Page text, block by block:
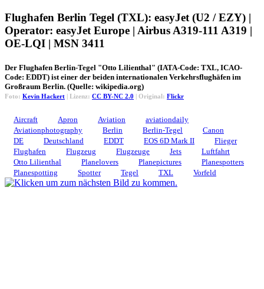
Flughafen Berlin Tegel (TXL): easyJet (U2 / EZY) |
Operator: easyJet Europe | Airbus A319-111 A319 |
OE-LQI | MSN 3411
Der Flughafen Berlin-Tegel "Otto Lilienthal" (IATA-Code: TXL, ICAO-
Code: EDDT) ist einer der beiden internationalen Verkehrsflughäfen im
Großraum Berlin. (Quelle: wikipedia.org)
Foto: Kevin Hackert | Lizenz: CC BY-NC 2.0 | Original: Flickr
Aircraft Apron Aviation
aviationdaily
Aviationphotography
Berlin Berlin-Tegel
Canon
DE
Deutschland EDDT EOS 6D Mark II
Flieger
Flughafen
Flugzeug Flugzeuge Jets
Luftfahrt
Otto Lilienthal
Planelovers Planepictures
Planespotters
Planespotting
Spotter Tegel TXL Vorfeld